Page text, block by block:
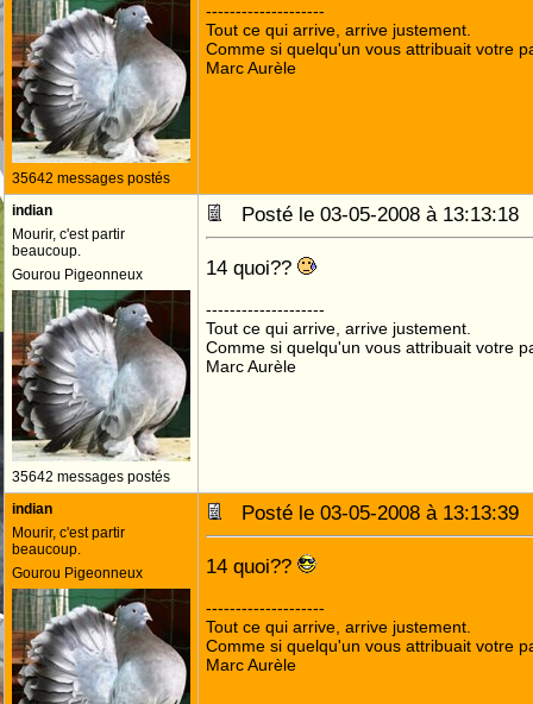
35642 messages postés
--------------------
Tout ce qui arrive, arrive justement.
Comme si quelqu'un vous attribuait votre
Marc Aurèle
indian
Mourir, c'est partir
beaucoup.
Gourou Pigeonneux
35642 messages postés
Posté le 03-05-2008 à
14 quoi??
--------------------
Tout ce qui arrive, arrive justement.
Comme si quelqu'un vous attribuait votre
Marc Aurèle
indian
Mourir, c'est partir
beaucoup.
Gourou Pigeonneux
Posté le 03-05-2008 à
14 quoi??
--------------------
Tout ce qui arrive, arrive justement.
Comme si quelqu'un vous attribuait votre
Marc Aurèle